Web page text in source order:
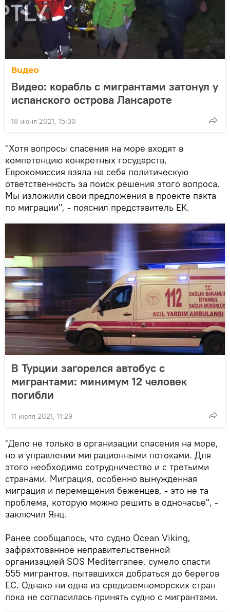
Видео
Видео: корабль с мигрантами затонул у
испанского острова Лансароте
18 июня 2021, 15:30
"Хотя вопросы спасения на море входят в
компетенцию конкретных государств,
Еврокомиссия взяла на себя политическую
ответственность за поиск решения этого вопроса.
Мы изложили свои предложения в проекте пакта
по миграции", - пояснил представитель ЕК.
В Турции загорелся автобус с
мигрантами: минимум 12 человек
погибли
11 июля 2021, 11:29
"Дело не только в организации спасения на море,
но и управлении миграционными потоками. Для
этого необходимо сотрудничество и с третьими
странами. Миграция, особенно вынужденная
миграция и перемещения беженцев, - это не та
проблема, которую можно решить в одночасье", -
заключил Янц.
Ранее сообщалось, что судно Ocean Viking,
зафрахтованное неправительственной
организацией SOS Mediterranee, сумело спасти
555 мигрантов, пытавшихся добраться до берегов
ЕС. Однако ни одна из средиземноморских стран
пока не согласилась принять судно с мигрантами.